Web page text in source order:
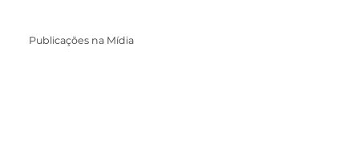
Publicações na Mídia